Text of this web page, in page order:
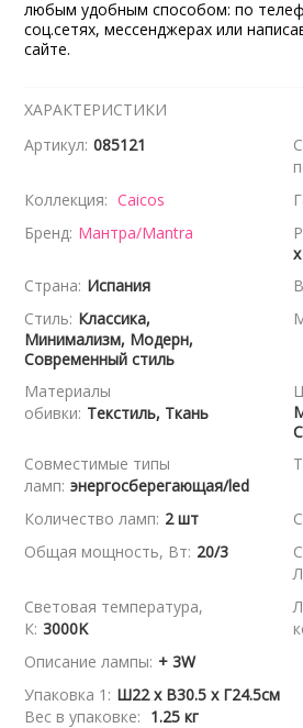
любым удобным способом: по
соц.сетях, мессенджерах или
сайте.
ХАРАКТЕРИСТИКИ
Артикул: 085121
Коллекция: Caicos
Бренд: Мантра/Mantra
Страна: Испания
Стиль: Классика,
Минимализм, Модерн,
Современный стиль
Материалы
обивки: Текстиль, Ткань
Совместимые типы
ламп: энергосберегающая/led
Количество ламп: 2 шт
Общая мощность, Вт: 20/3
Световая температура,
К: 3000K
Описание лампы: + 3W
Упаковка 1: Ш22 x В30.5 x Г24.5см
Вес в упаковке: 1.25 кг